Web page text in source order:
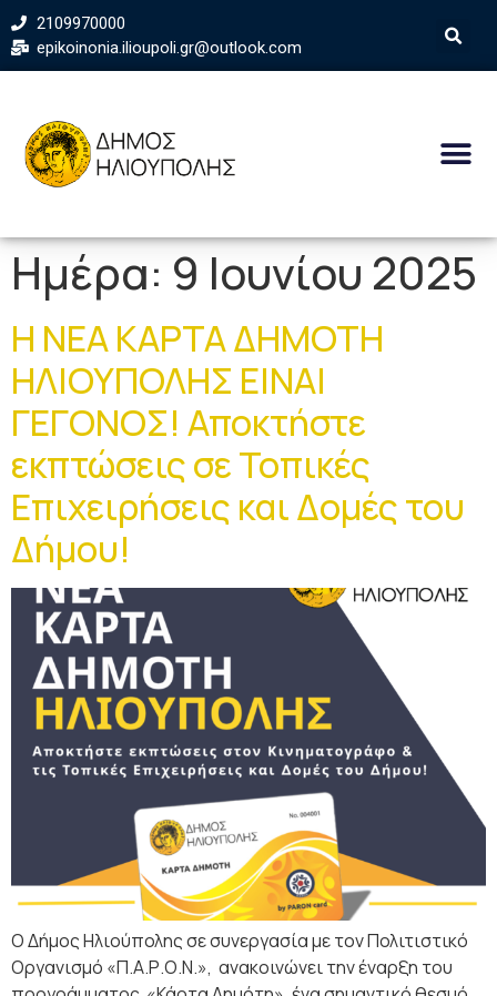
2109970000
epikoinonia.ilioupoli.gr@outlook.com
Ημέρα: 9 Ιουνίου 2025
Η ΝΕΑ ΚΑΡΤΑ ΔΗΜΟΤΗ
ΗΛΙΟΥΠΟΛΗΣ ΕΙΝΑΙ
ΓΕΓΟΝΟΣ! Αποκτήστε
εκπτώσεις σε Τοπικές
Επιχειρήσεις και Δομές του
Δήμου!
Ο Δήμος Ηλιούπολης σε συνεργασία με τον Πολιτιστικό
Οργανισμό «Π.Α.Ρ.Ο.Ν.», ανακοινώνει την έναρξη του